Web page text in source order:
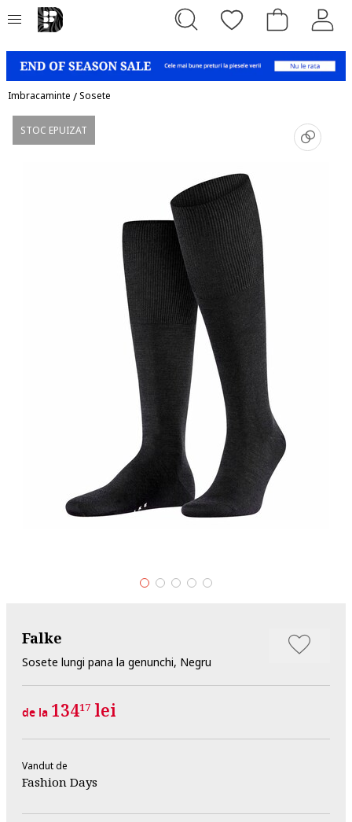
Imbracaminte /Sosete
STOC EPUIZAT
Falke
Sosete lungi pana la genunchi, Negru
de la 13417 lei
Vandut de
Fashion Days